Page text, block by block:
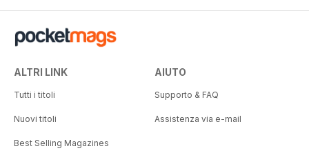
ALTRI LINK
Tutti i titoli
Nuovi titoli
Best Selling Magazines
AIUTO
Supporto & FAQ
Assistenza via e-mail